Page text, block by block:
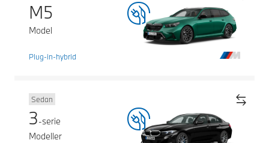
M5
Model
Plug-in-hybrid
Sedan
3-serie
Modeller